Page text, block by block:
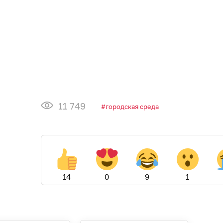
11 749 городская среда
14 0 9 1